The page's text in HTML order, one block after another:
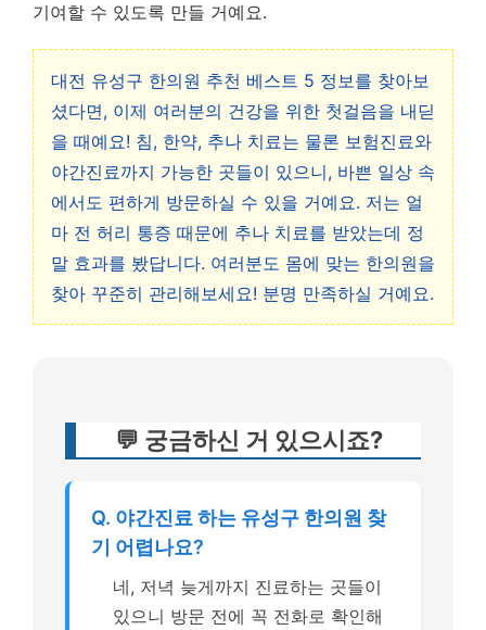
기여할 수 있도록 만들 거예요.
대전 유성구 한의원 추천 베스트 5 정보를 찾아보
셨다면, 이제 여러분의 건강을 위한 첫걸음을 내딛
을 때예요! 침, 한약, 추나 치료는 물론 보험진료와
야간진료까지 가능한 곳들이 있으니, 바쁜 일상 속
에서도 편하게 방문하실 수 있을 거예요. 저는 얼
마 전 허리 통증 때문에 추나 치료를 받았는데 정
말 효과를 봤답니다. 여러분도 몸에 맞는 한의원을
찾아 꾸준히 관리해보세요! 분명 만족하실 거예요.
💬 궁금하신 거 있으시죠?
Q. 야간진료 하는 유성구 한의원 찾
기 어렵나요?
네, 저녁 늦게까지 진료하는 곳들이
있으니 방문 전에 꼭 전화로 확인해